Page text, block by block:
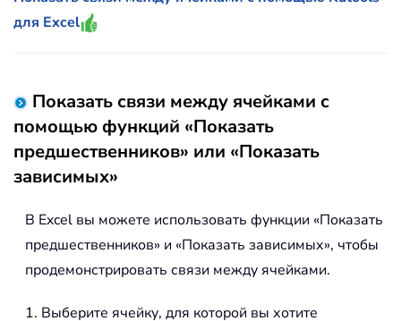
для Excel
Показать связи между ячейками с
помощью функций «Показать
предшественников» или «Показать
зависимых»
В Excel вы можете использовать функции «Показать
предшественников» и «Показать зависимых», чтобы
продемонстрировать связи между ячейками.
1. Выберите ячейку, для которой вы хотите